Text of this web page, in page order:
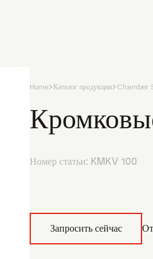
Home Каталог продукции Chamber
Номер статьи: KMKV 100
Запросить сейчас